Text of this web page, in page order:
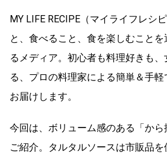
MY LIFE RECIPE（マイライフレシ
と、食べること、食を楽しむこと
るメディア。初心者も料理好きも
る、プロの料理家による簡単＆手
お届けします。
今回は、ボリューム感のある「か
ご紹介。タルタルソースは市販品を